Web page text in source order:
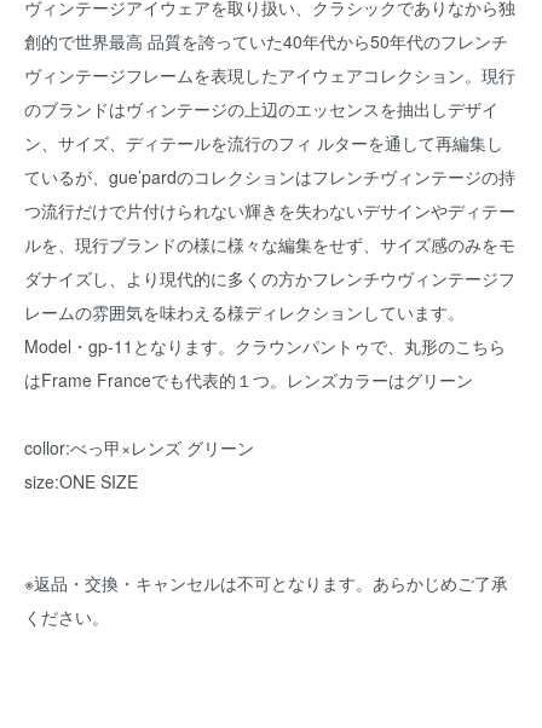
ヴィンテージアイウェアを取り扱い、クラシックでありなから独
創的で世界最高 品質を誇っていた40年代から50年代のフレンチ
ヴィンテージフレームを表現したアイウェアコレクション。現行
のブランドはヴィンテージの上辺のエッセンスを抽出しデザイ
ン、サイズ、ディテールを流行のフィ ルターを通して再編集し
ているが、gue’pardのコレクションはフレンチヴィンテージの持
つ流行だけで片付けられない輝きを失わないデサインやディテー
ルを、現行ブランドの様に様々な編集をせず、サイズ感のみをモ
ダナイズし、より現代的に多くの方かフレンチウヴィンテージフ
レームの雰囲気を味わえる様ディレクションしています。
Model・gp-11となります。クラウンパントゥで、丸形のこちら
はFrame Franceでも代表的１つ。レンズカラーはグリーン
collor:べっ甲×レンズ グリーン
size:ONE SIZE
※返品・交換・キャンセルは不可となります。あらかじめご了承
ください。